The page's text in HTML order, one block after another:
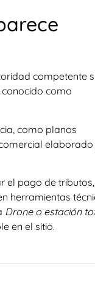
competente
como
como planos
el pago de
herramientas
Drone o estación
en el sitio.